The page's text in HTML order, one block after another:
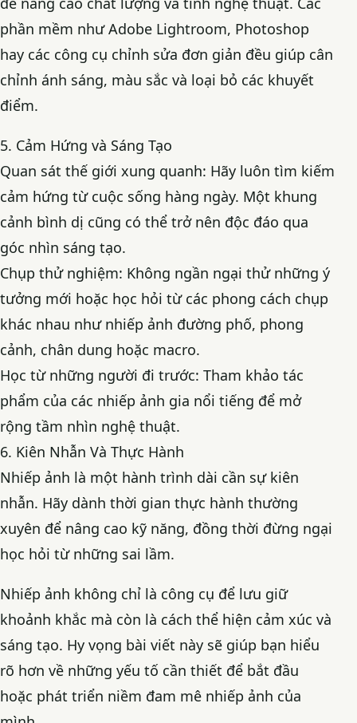
phần mềm như Adobe Lightroom, Photoshop
hay các công cụ chỉnh sửa đơn giản đều giúp cân
chỉnh ánh sáng, màu sắc và loại bỏ các khuyết
điểm.
5. Cảm Hứng và Sáng Tạo
Quan sát thế giới xung quanh: Hãy luôn tìm kiếm
cảm hứng từ cuộc sống hàng ngày. Một khung
cảnh bình dị cũng có thể trở nên độc đáo qua
góc nhìn sáng tạo.
Chụp thử nghiệm: Không ngần ngại thử những ý
tưởng mới hoặc học hỏi từ các phong cách chụp
khác nhau như nhiếp ảnh đường phố, phong
cảnh, chân dung hoặc macro.
Học từ những người đi trước: Tham khảo tác
phẩm của các nhiếp ảnh gia nổi tiếng để mở
rộng tầm nhìn nghệ thuật.
6. Kiên Nhẫn Và Thực Hành
Nhiếp ảnh là một hành trình dài cần sự kiên
nhẫn. Hãy dành thời gian thực hành thường
xuyên để nâng cao kỹ năng, đồng thời đừng ngại
học hỏi từ những sai lầm.
Nhiếp ảnh không chỉ là công cụ để lưu giữ
khoảnh khắc mà còn là cách thể hiện cảm xúc và
sáng tạo. Hy vọng bài viết này sẽ giúp bạn hiểu
rõ hơn về những yếu tố cần thiết để bắt đầu
hoặc phát triển niềm đam mê nhiếp ảnh của